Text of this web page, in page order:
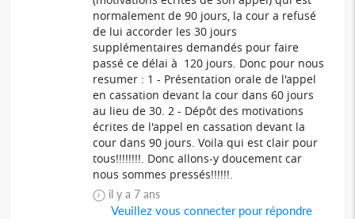
normalement de 90 jours, la cour a refusé
de lui accorder les 30 jours
supplémentaires demandés pour faire
passé ce délai à 120 jours. Donc pour nous
resumer : 1 - Présentation orale de l'appel
en cassation devant la cour dans 60 jours
au lieu de 30. 2 - Dépôt des motivations
écrites de l'appel en cassation devant la
cour dans 90 jours. Voila qui est clair pour
tous!!!!!!!!. Donc allons-y doucement car
nous sommes pressés!!!!!!.
il y a 7 ans
Veuillez vous connecter pour répondre